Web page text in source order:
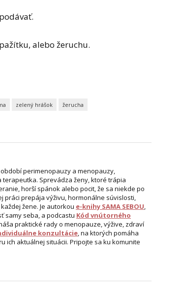
alebo žeruchu.
zelený hrášok žerucha
perimenopauzy a menopauzy,
Sprevádza ženy, ktoré trápia
horší spánok alebo pocit, že sa niekde po
práci prepája výživu, hormonálne súvislosti,
žene. Je autorkou e-knihy SAMA SEBOU
samy seba, a podcastu Kód vnútorného
praktické rady o menopauze, výžive, zdraví
konzultácie , na ktorých pomáha
ich aktuálnej situácii. Pripojte sa ku komunite